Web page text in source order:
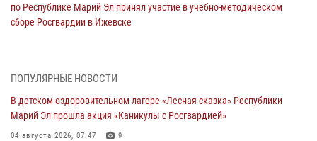
по Республике Марий Эл принял участие в учебно-методическом
сборе Росгвардии в Ижевске
провели более 90 проверок мест хранения гражданского оружия
06 августа 2026, 08:00
В Марий Эл сотрудники вневедомственной охраны Росгвардии за
ПОПУЛЯРНЫЕ НОВОСТИ
В детском оздоровительном лагере «Лесная сказка» Республики
Марий Эл прошла акция «Каникулы с Росгвардией»
04 августа 2026, 07:47 9